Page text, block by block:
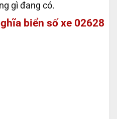
gì đang có.
biển số xe 02628